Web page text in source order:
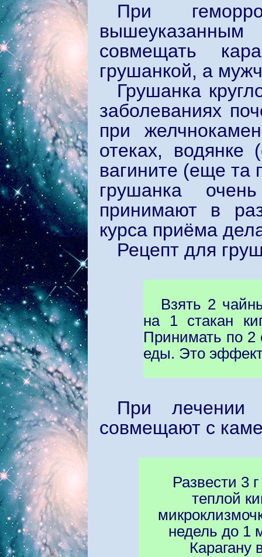
При
совмещать
грушанкой, а
Грушанка
заболеваниях
при
отеках, водянке
вагините (еще
грушанка
принимают в
курса приёма
Рецепт для
Взять 2
на 1 стакан
Принимать по 2
еды. Это
При лечении
совмещают с
Развести 3
теплой
недель до 1
Карагану